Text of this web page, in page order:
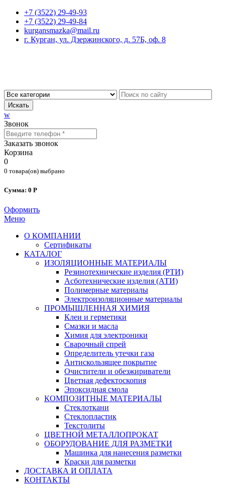
+7 (3522) 29-49-93
+7 (3522) 29-49-84
kurgansmazka@mail.ru
г. Курган, ул. Дзержинского, д. 57Б, оф. 8
Искать
w
Звонок
Заказать звонок
Корзина
0
0 товара(ов) выбрано
Сумма: 0 Р
Оформить
Меню
О КОМПАНИИ
Сертификаты
КАТАЛОГ
ИЗОЛЯЦИОННЫЕ МАТЕРИАЛЫ
Резинотехнические изделия (РТИ)
Асботехнические изделия (АТИ)
Полимерные материалы
Электроизоляционные материалы
ПРОМЫШЛЕННАЯ ХИМИЯ
Клеи и герметики
Смазки и масла
Химия для электроники
Сварочный спрей
Определитель утечки газа
Антискользящее покрытие
Очистители и обезжириватели
Цветная дефектоскопия
Эпоксидная смола
КОМПОЗИТНЫЕ МАТЕРИАЛЫ
Стеклоткани
Стеклопластик
Текстолиты
ЦВЕТНОЙ МЕТАЛЛОПРОКАТ
ОБОРУДОВАНИЕ ДЛЯ РАЗМЕТКИ
Машинка для нанесения разметки
Краски для разметки
ДОСТАВКА И ОПЛАТА
КОНТАКТЫ